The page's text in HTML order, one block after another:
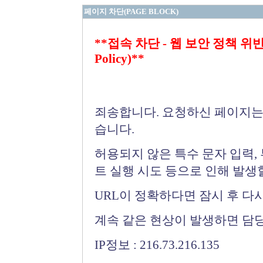
페이지 차단(PAGE BLOCK)
**접속 차단 - 웹 보안 정책 위
Policy)**
죄송합니다. 요청하신 페이지
습니다.
허용되지 않은 특수 문자 입력
트 실행 시도 등으로 인해 발생
URL이 정확하다면 잠시 후 다
계속 같은 현상이 발생하면 담
IP정보 : 216.73.216.135